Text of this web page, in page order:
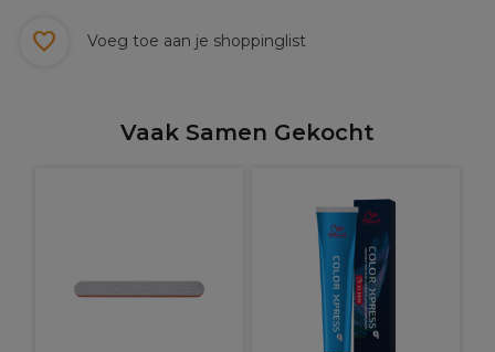
Voeg toe aan je shoppinglist
Vaak Samen Gekocht